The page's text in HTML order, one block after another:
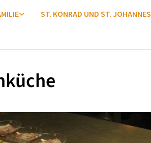
ST. KONRAD UND ST. JOHANNES